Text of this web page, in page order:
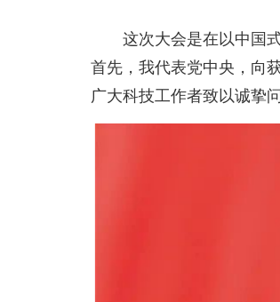
这次大会是在以中国
首先，我代表党中央，向
广大科技工作者致以诚挚